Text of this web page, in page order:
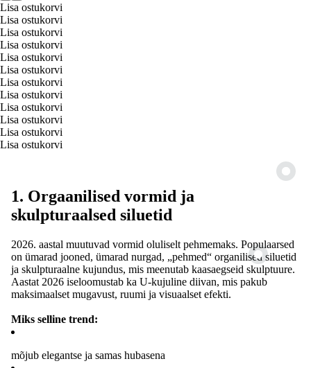
Lisa ostukorvi
Lisa ostukorvi
Lisa ostukorvi
Lisa ostukorvi
Lisa ostukorvi
Lisa ostukorvi
Lisa ostukorvi
Lisa ostukorvi
Lisa ostukorvi
Lisa ostukorvi
Lisa ostukorvi
Lisa ostukorvi
1. Orgaanilised vormid ja
skulpturaalsed siluetid
2026. aastal muutuvad vormid oluliselt pehmemaks. Populaarsed
on ümarad jooned, ümarad nurgad, „pehmed“ organilised siluetid
ja skulpturaalne kujundus, mis meenutab kaasaegseid skulptuure.
Aastat 2026 iseloomustab ka U-kujuline diivan, mis pakub
maksimaalset mugavust, ruumi ja visuaalset efekti.
Miks selline trend:
mõjub elegantse ja samas hubasena